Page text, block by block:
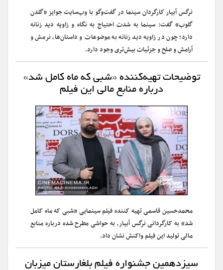
نرگس آبیار کارگردان سینما در گفت‌وگو با وب‌سایت جوایز «گلدن
گلوب» گفت: سینما به شدت احتیاج به نگاه و زاویه دید زنانه
دارد؛ چون در زاویه دید زنانه به موضوعات و داستان‌ها، نرمش و
آرامش و صلح و جزئیات بیش‌تری وجود دارد.
توضیحات تهیه‌کننده «شبی که ماه کامل شد»
درباره منابع مالی این فیلم
محمدحسین قاسمی تهیه کننده فیلم سینمایی «شبی که ماه کامل
شد» به کارگردانی نرگس آبیار، به حواشی مطرح شده درباره منابع
مالی تولید این فیلم واکنش نشان داد.
سیزدهمین جشنواره فیلم بلغارستان میزبان